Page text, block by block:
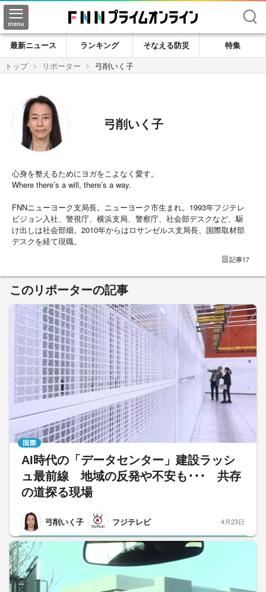
検索
最新ニュース ランキング そなえる防災
特集
トップ
リポーター 弓削いく子
弓削いく子
心身を整えるためにヨガをこよなく愛す。
Where there’s a will, there’s a way.
FNNニューヨーク支局長。ニューヨーク市生まれ。1993年フジテレ
ビジョン入社、警視庁、横浜支局、警察庁、社会部デスクなど、駆
け出しは社会部畑。2010年からはロサンゼルス支局長、国際取材部
デスクを経て現職。
記事17
このリポーターの記事
AI時代の「データセンター」建設ラッシ
ュ最前線 地域の反発や不安も･･･ 共存
の道探る現場
弓削いく子 フジテレビ
国際
4月23日